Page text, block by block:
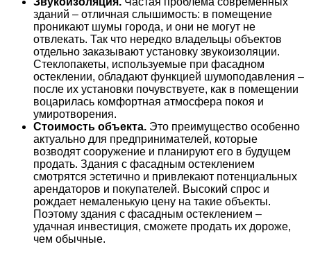
зданий – отличная слышимость: в помещение
проникают шумы города, и они не могут не
отвлекать. Так что нередко владельцы объектов
отдельно заказывают установку звукоизоляции.
Стеклопакеты, используемые при фасадном
остеклении, обладают функцией шумоподавления –
после их установки почувствуете, как в помещении
воцарилась комфортная атмосфера покоя и
умиротворения.
Стоимость объекта. Это преимущество особенно
актуально для предпринимателей, которые
возводят сооружение и планируют его в будущем
продать. Здания с фасадным остеклением
смотрятся эстетично и привлекают потенциальных
арендаторов и покупателей. Высокий спрос и
рождает немаленькую цену на такие объекты.
Поэтому здания с фасадным остеклением –
удачная инвестиция, сможете продать их дороже,
чем обычные.